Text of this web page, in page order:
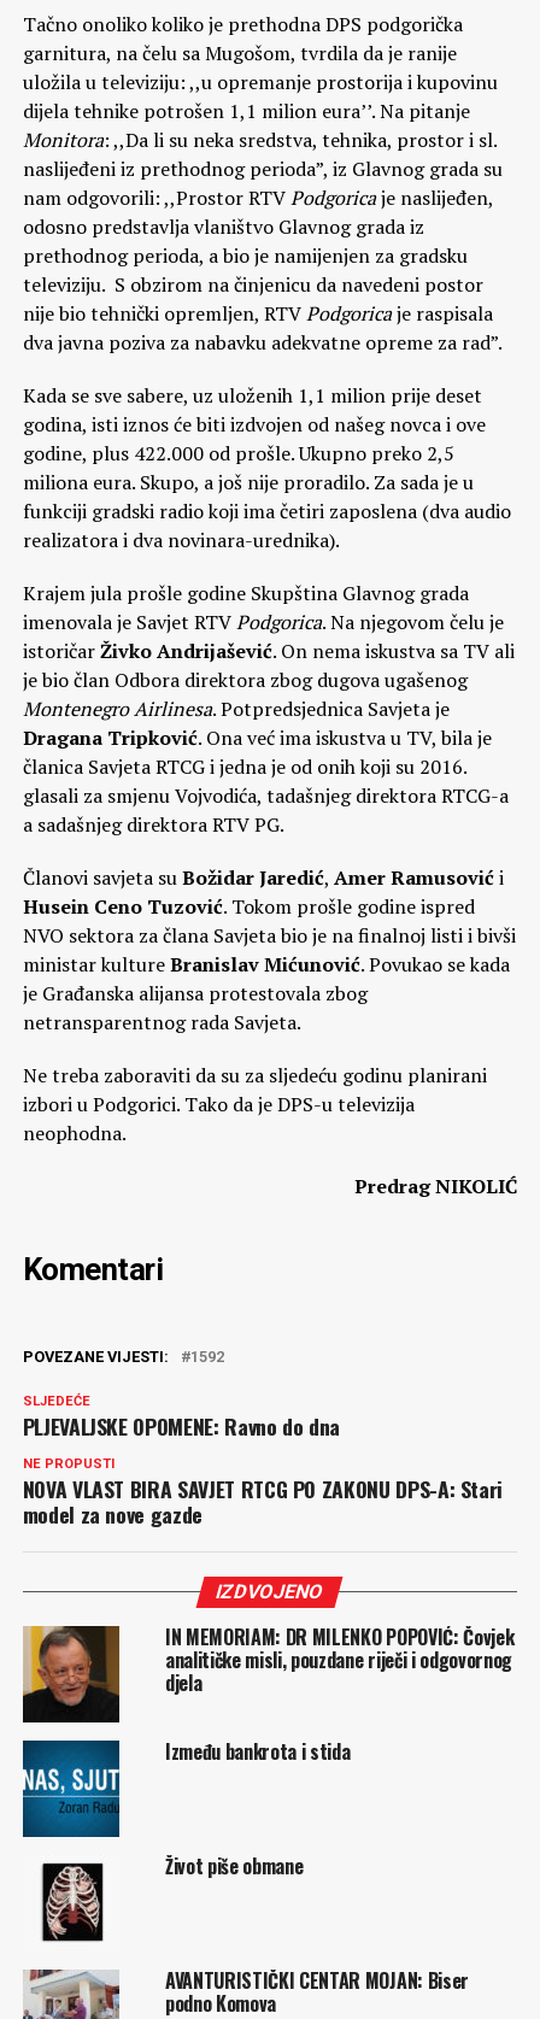
Tačno onoliko koliko je prethodna DPS podgorička
garnitura, na čelu sa Mugošom, tvrdila da je ranije
uložila u televiziju: ,,u opremanje prostorija i kupovinu
dijela tehnike potrošen 1,1 milion eura’’. Na pitanje
Monitora: ,,Da li su neka sredstva, tehnika, prostor i sl.
naslijeđeni iz prethodnog perioda”, iz Glavnog grada su
nam odgovorili: ,,Prostor RTVPodgoricaje naslijeđen,
odosno predstavlja vlaništvo Glavnog grada iz
prethodnog perioda, a bio je namijenjen za gradsku
televiziju. S obzirom na činjenicu da navedeni postor
nije bio tehnički opremljen, RTVPodgoricaje raspisala
dva javna poziva za nabavku adekvatne opreme za rad”.
Kada se sve sabere, uz uloženih 1,1 milion prije deset
godina, isti iznos će biti izdvojen od našeg novca i ove
godine, plus 422.000 od prošle. Ukupno preko 2,5
miliona eura. Skupo, a još nije proradilo. Za sada je u
funkciji gradski radio koji ima četiri zaposlena (dva audio
realizatora i dva novinara-urednika).
Krajem jula prošle godine Skupština Glavnog grada
imenovala je Savjet RTVPodgorica. Na njegovom čelu je
istoričarŽivko Andrijašević. On nema iskustva sa TV ali
je bio član Odbora direktora zbog dugova ugašenog
Montenegro Airlinesa. Potpredsjednica Savjeta je
Dragana Tripković. Ona već ima iskustva u TV, bila je
članica Savjeta RTCG i jedna je od onih koji su 2016.
glasali za smjenu Vojvodića, tadašnjeg direktora RTCG-a
a sadašnjeg direktora RTV PG.
Članovi savjeta suBožidar Jaredić, Amer Ramusovići
Husein Ceno Tuzović. Tokom prošle godine ispred
NVO sektora za člana Savjeta bio je na finalnoj listi i bivši
ministar kultureBranislav Mićunović. Povukao se kada
je Građanska alijansa protestovala zbog
netransparentnog rada Savjeta.
Ne treba zaboraviti da su za sljedeću godinu planirani
izbori u Podgorici. Tako da je DPS-u televizija
neophodna.
Predrag NIKOLIĆ
Komentari
POVEZANE VIJESTI: 1592
SLJEDEĆE
PLJEVALJSKE OPOMENE: Ravno do dna
NE PROPUSTI
NOVA VLAST BIRA SAVJET RTCG PO ZAKONU DPS-A: Stari
model za nove gazde
IZDVOJENO
IN MEMORIAM: DR MILENKO POPOVIĆ: Čovjek
analitičke misli, pouzdane riječi i odgovornog
djela
Između bankrota i stida
Život piše obmane
AVANTURISTIČKI CENTAR MOJAN: Biser
podno Komova